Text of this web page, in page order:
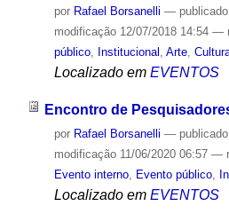
por Rafael Borsanelli — publicado
modificação12/07/2018 14:54 —
público, Institucional Arte,
Localizado em EVENTOS
Encontro de
por Rafael Borsanelli — publicado
modificação11/06/2020 06:57 —
Evento interno, Evento público,
Localizado em EVENTOS